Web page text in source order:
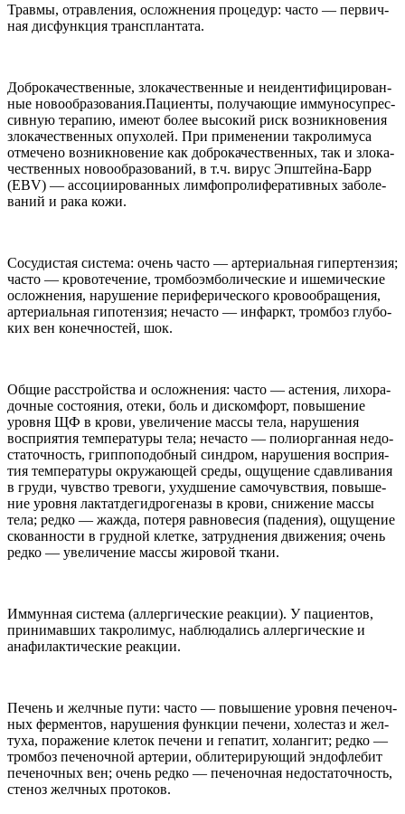
Травмы, отрав­ле­ния, ослож­не­ния проце­дур: часто — пер­вич­
ная дисфункция трансплантата.
Доб­ро­ка­че­ствен­ные, зло­ка­че­ствен­ные и неиден­тифици­ро­ван­
ные новообразования.Пациенты, полу­чающие имму­но­супрес­
сив­ную терапию, имеют более высо­кий риск воз­ник­но­ве­ния
зло­ка­че­ствен­ных опу­хо­лей. При при­ме­не­нии такро­лимуса
отме­чено воз­ник­но­ве­ние как доб­ро­ка­че­ствен­ных, так и зло­ка­
че­ствен­ных ново­об­ра­зо­ва­ний, в т.ч. вирус Эпштейна-​Барр
(EBV) — ассоци­и­ро­ван­ных лимфопро­лифе­ра­тив­ных забо­ле­
ва­ний и рака кожи.
Сосу­ди­стая система: очень часто — арте­ри­аль­ная гипер­тен­зия;
часто — кро­во­те­че­ние, тром­боэм­бо­ли­че­ские и ишеми­че­ские
ослож­не­ния, нару­ше­ние перифе­ри­че­ского кро­во­об­раще­ния,
арте­ри­аль­ная гипо­тен­зия; неча­сто — инфаркт, тром­боз глу­бо­
ких вен конеч­но­стей, шок.
Общие рас­стройства и ослож­не­ния: часто — асте­ния, лихо­ра­
доч­ные состо­я­ния, отеки, боль и дис­комфорт, повыше­ние
уровня ЩФ в крови, уве­ли­че­ние массы тела, нару­ше­ния
воспри­я­тия темпе­ра­туры тела; неча­сто — поли­орган­ная недо­
ста­точ­ность, грип­по­по­доб­ный син­дром, нару­ше­ния воспри­я­
тия темпе­ра­туры окружающей среды, ощуще­ние сдав­ли­ва­ния
в груди, чув­ство тре­воги, ухуд­ше­ние само­чув­ствия, повыше­
ние уровня лак­тат­дегид­ро­ге­назы в крови, сниже­ние массы
тела; редко — жажда, потеря рав­но­ве­сия (паде­ния), ощуще­ние
ско­ван­но­сти в груд­ной клетке, затруд­не­ния движе­ния; очень
редко — уве­ли­че­ние массы жиро­вой ткани.
Иммун­ная система (аллерги­че­ские реакции). У паци­ен­тов,
при­нимавших такро­лимус, наблю­да­лись аллерги­че­ские и
анафи­лак­ти­че­ские реакции.
Печень и желч­ные пути: часто — повыше­ние уровня пече­ноч­
ных фермен­тов, нару­ше­ния функции печени, холе­стаз и жел­
туха, пораже­ние кле­ток печени и гепа­тит, холангит; редко —
тром­боз пече­ноч­ной арте­рии, обли­те­ри­рующий эндофле­бит
пече­ноч­ных вен; очень редко — пече­ноч­ная недо­ста­точ­ность,
сте­ноз желч­ных протоков.